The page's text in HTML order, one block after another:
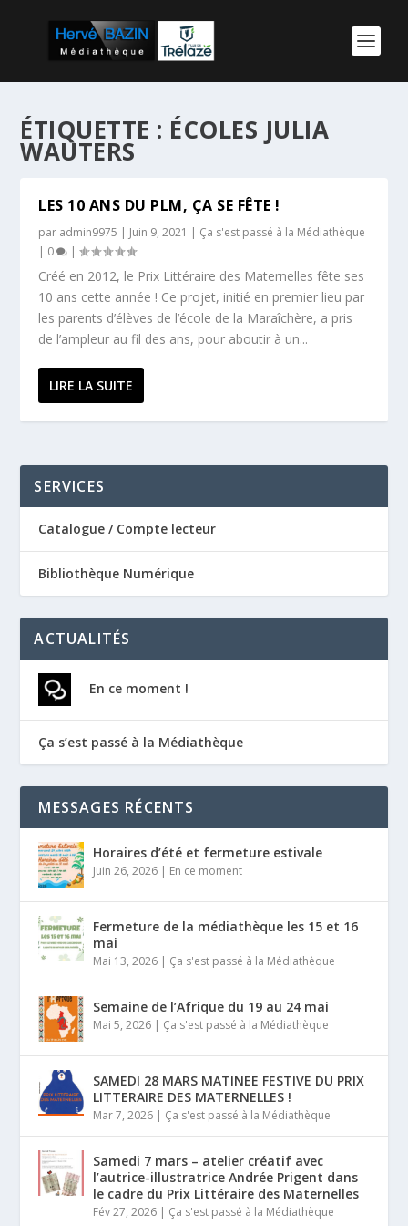
ÉTIQUETTE : ÉCOLES JULIA
WAUTERS
LES 10 ANS DU PLM, ÇA SE FÊTE !
par admin9975 | Juin 9, 2021 | Ça s'est passé à la Médiathèque
| 0 |
Créé en 2012, le Prix Littéraire des Maternelles fête ses
10 ans cette année ! Ce projet, initié en premier lieu par
les parents d’élèves de l’école de la Maraîchère, a pris
de l’ampleur au fil des ans, pour aboutir à un...
LIRE LA SUITE
SERVICES
Catalogue / Compte lecteur
Bibliothèque Numérique
ACTUALITÉS
En ce moment !
Ça s’est passé à la Médiathèque
MESSAGES RÉCENTS
Horaires d’été et fermeture estivale
Juin 26, 2026 | En ce moment
Fermeture de la médiathèque les 15 et 16
mai
Mai 13, 2026 | Ça s'est passé à la Médiathèque
Semaine de l’Afrique du 19 au 24 mai
Mai 5, 2026 | Ça s'est passé à la Médiathèque
SAMEDI 28 MARS MATINEE FESTIVE DU PRIX
LITTERAIRE DES MATERNELLES !
Mar 7, 2026 | Ça s'est passé à la Médiathèque
Samedi 7 mars – atelier créatif avec
l’autrice-illustratrice Andrée Prigent dans
le cadre du Prix Littéraire des Maternelles
Fév 27, 2026 | Ça s'est passé à la Médiathèque